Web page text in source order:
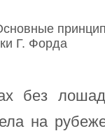
Г. Форда
без
на